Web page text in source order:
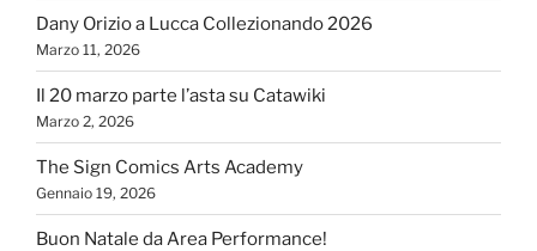
Dany Orizio a Lucca Collezionando 2026
Marzo 11, 2026
Il 20 marzo parte l’asta su Catawiki
Marzo 2, 2026
The Sign Comics Arts Academy
Gennaio 19, 2026
Buon Natale da Area Performance!